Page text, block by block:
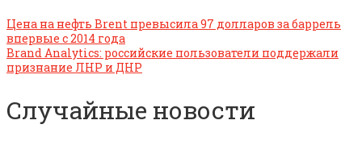
Цена на нефть Brent превысила 97 долларов за баррель
впервые с 2014 года
Brand Analytics: российские пользователи поддержали
признание ЛНР и ДНР
Случайные новости